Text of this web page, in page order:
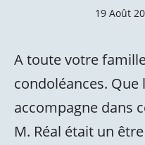
19 Août
A toute votre
condoléances. Que
accompagne dans
M. Réal était un